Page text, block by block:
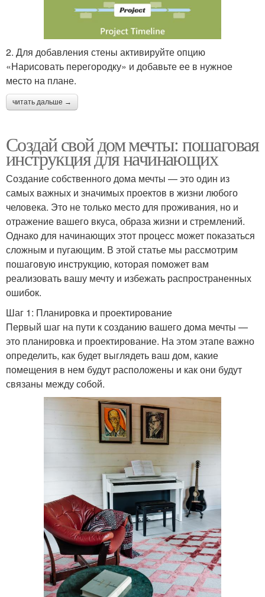
2. Для добавления стены активируйте опцию
«Нарисовать перегородку» и добавьте ее в нужное
место на плане.
читать дальше →
Создай свой дом мечты: пошаговая
инструкция для начинающих
Создание собственного дома мечты — это один из
самых важных и значимых проектов в жизни любого
человека. Это не только место для проживания, но и
отражение вашего вкуса, образа жизни и стремлений.
Однако для начинающих этот процесс может показаться
сложным и пугающим. В этой статье мы рассмотрим
пошаговую инструкцию, которая поможет вам
реализовать вашу мечту и избежать распространенных
ошибок.
Шаг 1: Планировка и проектирование
Первый шаг на пути к созданию вашего дома мечты —
это планировка и проектирование. На этом этапе важно
определить, как будет выглядеть ваш дом, какие
помещения в нем будут расположены и как они будут
связаны между собой.